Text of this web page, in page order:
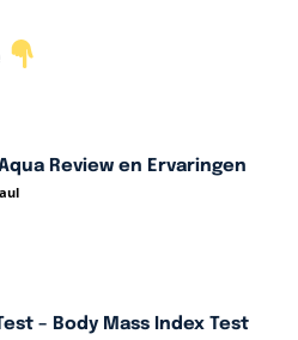
Review en Ervaringen
– Body Mass Index Test